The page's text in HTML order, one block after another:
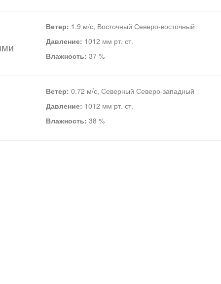
Ветер: 1.9 м/с, Восточный Северо-восточный
Давление: 1012 мм рт. ст.
Влажность: 37 %
Ветер: 0.72 м/с, Северный Северо-западный
Давление: 1012 мм рт. ст.
Влажность: 38 %